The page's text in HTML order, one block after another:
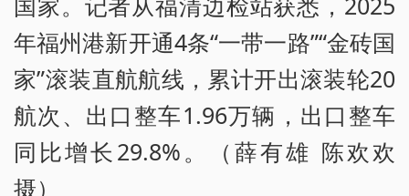
年福州港新开通4条“一带一路”“金砖国
家”滚装直航航线，累计开出滚装轮20
航次、出口整车1.96万辆，出口整车
同比增长29.8%。（薛有雄 陈欢欢
摄）